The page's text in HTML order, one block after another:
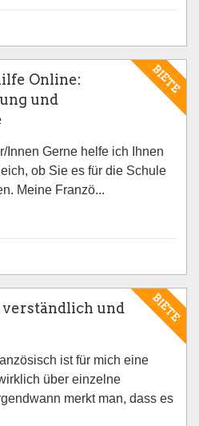
BIETE
Online:
und
Innen Gerne helfe ich Ihnen
ob Sie es für die Schule
Meine Franzö...
BIETE
und
ist für mich eine
über einzelne
merkt man, dass es